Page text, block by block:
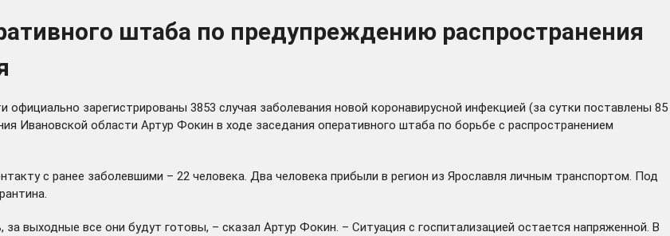
штаба по предупреждению распространения
зарегистрированы 3853 случая заболевания новой коронавирусной инфекцией (за сутки поставлены 85
Ивановской области Артур Фокин в ходе заседания оперативного штаба по борьбе с распространением
с ранее заболевшими – 22 человека. Два человека прибыли в регион из Ярославля личным транспортом. Под
выходные все они будут готовы, – сказал Артур Фокин. – Ситуация с госпитализацией остается напряженной. В